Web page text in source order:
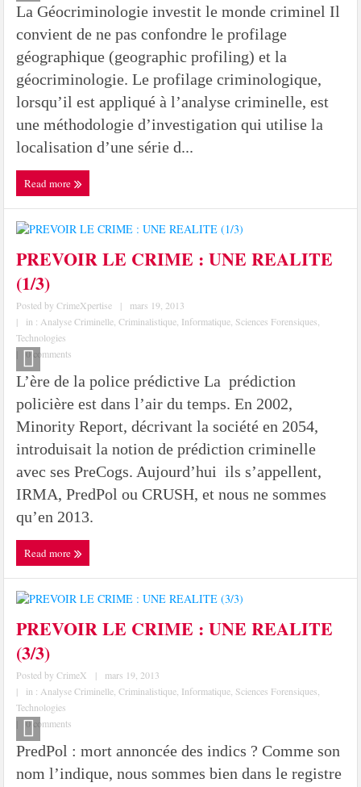
La Géocriminologie investit le monde criminel Il
convient de ne pas confondre le profilage
géographique (geographic profiling) et la
géocriminologie. Le profilage criminologique,
lorsqu’il est appliqué à l’analyse criminelle, est
une méthodologie d’investigation qui utilise la
localisation d’une série d...
Read more
PREVOIR LE CRIME : UNE REALITE
(1/3)
Posted byCrimeXpertise |
mars 19, 2013
|
in : Analyse Criminelle,Criminalistique, Informatique, Sciences Forensiques,
Technologies
0 comments
L’ère de la police prédictive La prédiction
policière est dans l’air du temps. En 2002,
Minority Report, décrivant la société en 2054,
introduisait la notion de prédiction criminelle
avec ses PreCogs. Aujourd’hui ils s’appellent,
IRMA, PredPol ou CRUSH, et nous ne sommes
qu’en 2013.
Read more
PREVOIR LE CRIME : UNE REALITE
(3/3)
Posted byCrimeX |
mars 19, 2013
|
in : Analyse Criminelle,Criminalistique, Informatique, Sciences Forensiques,
Technologies
0 comments
PredPol : mort annoncée des indics ? Comme son
nom l’indique, nous sommes bien dans le registre